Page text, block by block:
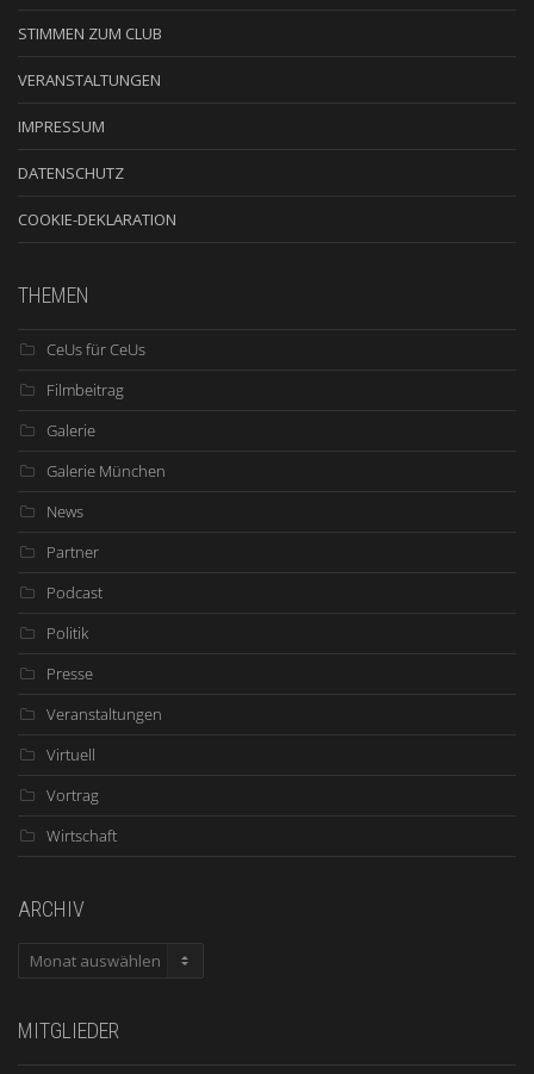
STIMMEN ZUM CLUB
VERANSTALTUNGEN
IMPRESSUM
DATENSCHUTZ
COOKIE-DEKLARATION
THEMEN
CeUs für CeUs
Filmbeitrag
Galerie
Galerie München
News
Partner
Podcast
Politik
Presse
Veranstaltungen
Virtuell
Vortrag
Wirtschaft
ARCHIV
ARCHIV
MITGLIEDER